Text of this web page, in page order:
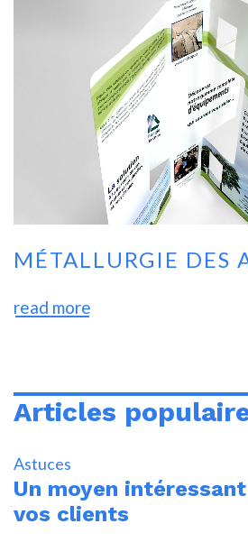
MÉTALLURGIE DES
read more
Articles
Astuces
Un moyen
vos clients